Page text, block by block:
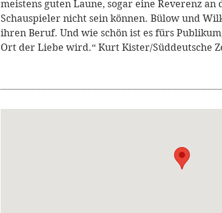
meistens guten Laune, sogar eine Reverenz an
Schauspieler nicht sein können. Bülow und
ihren Beruf. Und wie schön ist es fürs
Ort der Liebe wird.“ Kurt Kister/Süddeutsche